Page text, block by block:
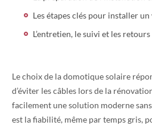
Les étapes clés pour installer
L’entretien, le suivi et les
Le choix de la domotique solaire
d’éviter les câbles lors de la
facilement une solution moderne sans
est la fiabilité, même par temps gris,